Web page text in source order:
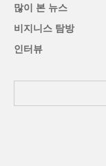
많이 본 뉴스
비지니스 탐방
인터뷰